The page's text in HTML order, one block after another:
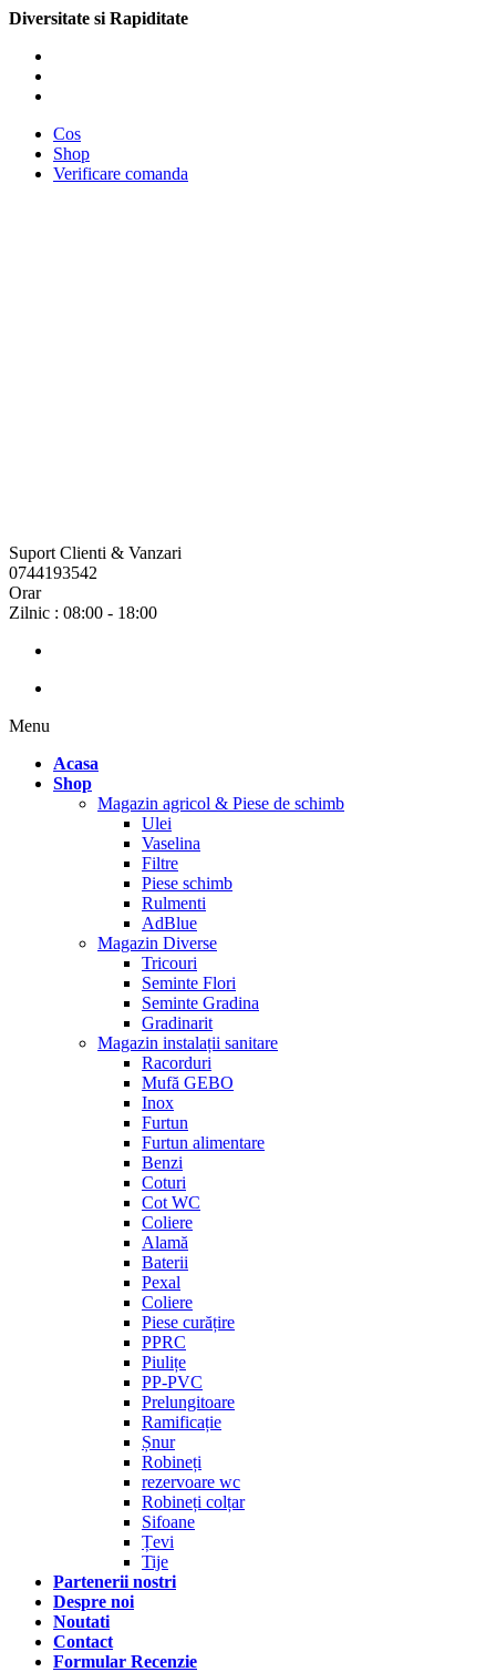
Diversitate si Rapiditate
Cos
Shop
Verificare comanda
Suport Clienti & Vanzari
0744193542
Orar
Zilnic : 08:00 - 18:00
Menu
Acasa
Shop
Magazin agricol & Piese de schimb
Ulei
Vaselina
Filtre
Piese schimb
Rulmenti
AdBlue
Magazin Diverse
Tricouri
Seminte Flori
Seminte Gradina
Gradinarit
Magazin instalații sanitare
Racorduri
Mufă GEBO
Inox
Furtun
Furtun alimentare
Benzi
Coturi
Cot WC
Coliere
Alamă
Baterii
Pexal
Coliere
Piese curățire
PPRC
Piulițe
PP-PVC
Prelungitoare
Ramificație
Șnur
Robineți
rezervoare wc
Robineți colțar
Sifoane
Țevi
Tije
Partenerii nostri
Despre noi
Noutati
Contact
Formular Recenzie